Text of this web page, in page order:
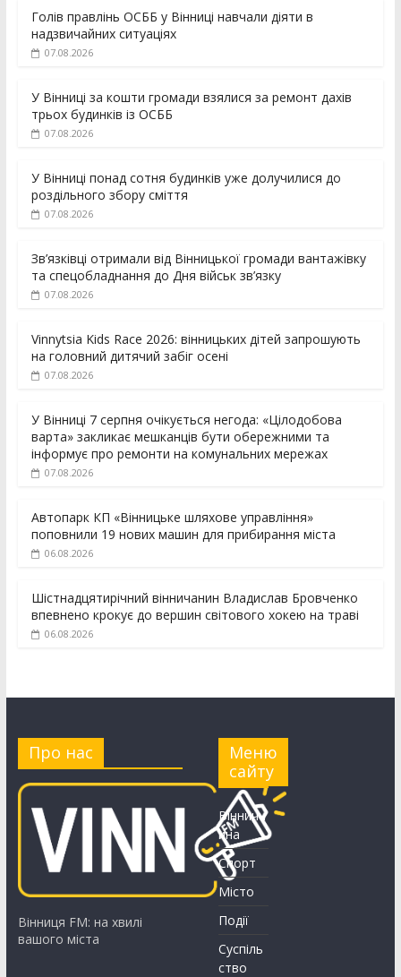
Голів правлінь ОСББ у Вінниці навчали діяти в
надзвичайних ситуаціях
07.08.2026
У Вінниці за кошти громади взялися за ремонт дахів
трьох будинків із ОСББ
07.08.2026
У Вінниці понад сотня будинків уже долучилися до
роздільного збору сміття
07.08.2026
Зв’язківці отримали від Вінницької громади вантажівку
та спецобладнання до Дня військ зв’язку
07.08.2026
Vinnytsia Kids Race 2026: вінницьких дітей запрошують
на головний дитячий забіг осені
07.08.2026
У Вінниці 7 серпня очікується негода: «Цілодобова
варта» закликає мешканців бути обережними та
інформує про ремонти на комунальних мережах
07.08.2026
Автопарк КП «Вінницьке шляхове управління»
поповнили 19 нових машин для прибирання міста
06.08.2026
Шістнадцятирічний вінничанин Владислав Бровченко
впевнено крокує до вершин світового хокею на траві
06.08.2026
Про нас
Вінниця FM: на хвилі
вашого міста
Меню
сайту
Вінничч
ина
Спорт
Місто
Події
Суспіль
ство